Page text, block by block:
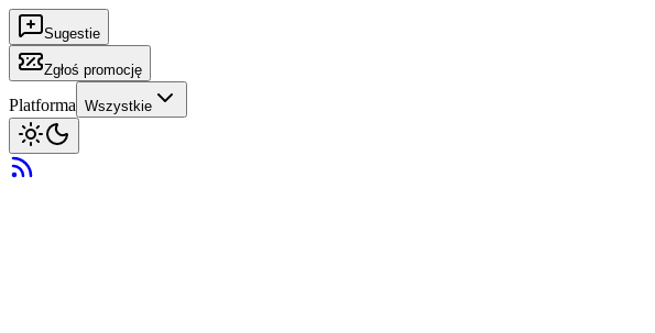
Sugestie
Zgłoś promocję
Platforma Wszystkie